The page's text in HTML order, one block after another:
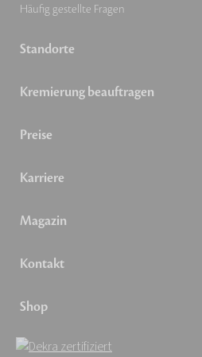
Häufig gestellte Fragen
Standorte
Kremierung beauftragen
Preise
Karriere
Magazin
Kontakt
Shop